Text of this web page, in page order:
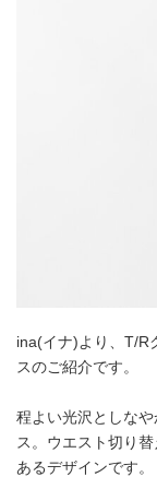
ina(イナ)より、T/R
スのご紹介です。
程よい光沢としな
ス。ウエスト切り
あるデザインです。